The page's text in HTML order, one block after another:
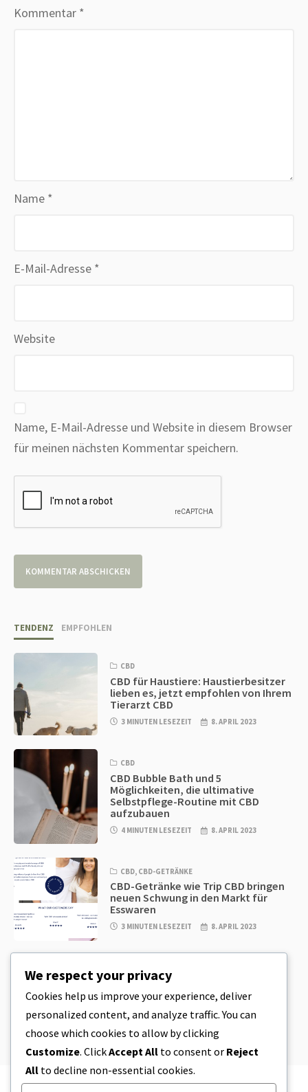
Kommentar *
Name *
E-Mail-Adresse *
Website
Name, E-Mail-Adresse und Website in diesem Browser
für meinen nächsten Kommentar speichern.
TENDENZ EMPFOHLEN
CBD
CBD für Haustiere: Haustierbesitzer
lieben es, jetzt empfohlen von Ihrem
Tierarzt CBD
3 MINUTEN LESEZEIT 8. APRIL 2023
CBD
CBD Bubble Bath und 5
Möglichkeiten, die ultimative
Selbstpflege-Routine mit CBD
aufzubauen
4 MINUTEN LESEZEIT 8. APRIL 2023
CBD, CBD-GETRÄNKE
CBD-Getränke wie Trip CBD bringen
neuen Schwung in den Markt für
Esswaren
3 MINUTEN LESEZEIT 8. APRIL 2023
CBD EDIBLES
CBD-Plätzchenteig & unglaublich
einfache CBD-Esswaren, die Sie zu
Hause herstellen können
4 MINUTEN LESEZEIT
We respect your privacy
Cookies help us improve your experience, deliver
personalized content, and analyze traffic. You can
choose which cookies to allow by clicking
Customize. ClickAccept All to consent or Reject
All to decline non-essential cookies.